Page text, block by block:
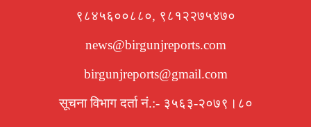
९८४५६००८८०, ९८१२२७५४७०
news@birgunjreports.com
birgunjreports@gmail.com
सूचना विभाग दर्ता नं.:- ३५६३-२०७९।८०